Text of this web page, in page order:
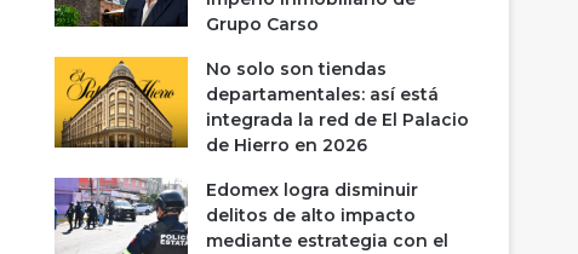
Grupo Carso
No solo son tiendas
departamentales: así está
integrada la red de El Palacio
de Hierro en 2026
Edomex logra disminuir
delitos de alto impacto
mediante estrategia con el